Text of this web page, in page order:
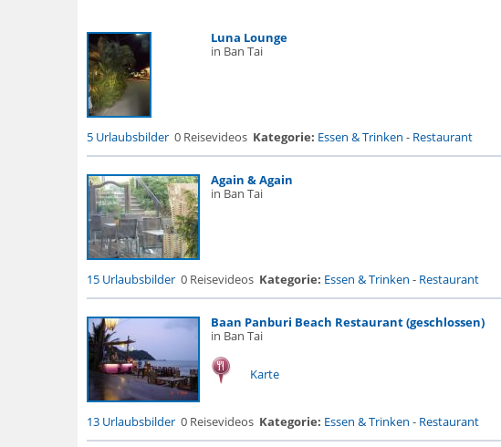
Luna Lounge
in Ban Tai
5 Urlaubsbilder 0 Reisevideos Kategorie: Essen & Trinken - Restaurant
Again & Again
in Ban Tai
15 Urlaubsbilder 0 Reisevideos Kategorie: Essen & Trinken - Restaurant
Baan Panburi Beach Restaurant (geschlossen)
in Ban Tai
Karte
13 Urlaubsbilder 0 Reisevideos Kategorie: Essen & Trinken - Restaurant